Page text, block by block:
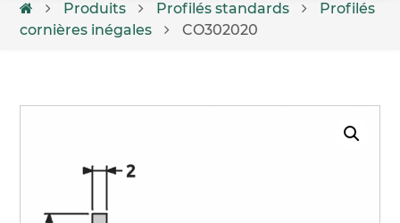
Produits Profilés standards
Profilés
cornières inégales
CO302020